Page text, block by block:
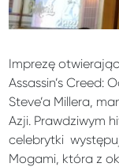
Imprezę
Assassin’s Creed:
Steve’a Millera,
Azji. Prawdziwym
celebrytki
Mogami, która z